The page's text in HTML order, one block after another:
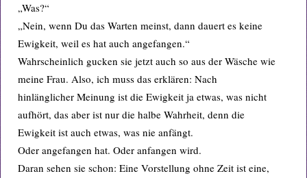
„Was?“
„Nein, wenn Du das Warten meinst, dann dauert es keine
Ewigkeit, weil es hat auch angefangen.“
Wahrscheinlich gucken sie jetzt auch so aus der Wäsche wie
meine Frau. Also, ich muss das erklären: Nach
hinlänglicher Meinung ist die Ewigkeit ja etwas, was nicht
aufhört, das aber ist nur die halbe Wahrheit, denn die
Ewigkeit ist auch etwas, was nie anfängt.
Oder angefangen hat. Oder anfangen wird.
Daran sehen sie schon: Eine Vorstellung ohne Zeit ist eine,